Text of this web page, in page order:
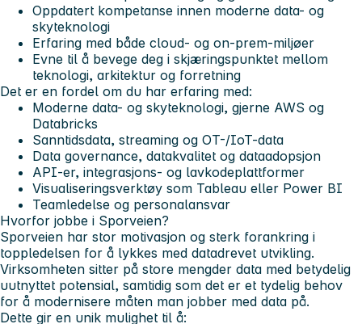
Oppdatert kompetanse innen moderne data- og
skyteknologi
Erfaring med både cloud- og on-prem-miljøer
Evne til å bevege deg i skjæringspunktet mellom
teknologi, arkitektur og forretning
Det er en fordel om du har erfaring med:
Moderne data- og skyteknologi, gjerne AWS og
Databricks
Sanntidsdata, streaming og OT-/IoT-data
Data governance, datakvalitet og dataadopsjon
API-er, integrasjons- og lavkodeplattformer
Visualiseringsverktøy som Tableau eller Power BI
Teamledelse og personalansvar
Hvorfor jobbe i Sporveien?
Sporveien har stor motivasjon og sterk forankring i
toppledelsen for å lykkes med datadrevet utvikling.
Virksomheten sitter på store mengder data med betydelig
uutnyttet potensial, samtidig som det er et tydelig behov
for å modernisere måten man jobber med data på.
Dette gir en unik mulighet til å: